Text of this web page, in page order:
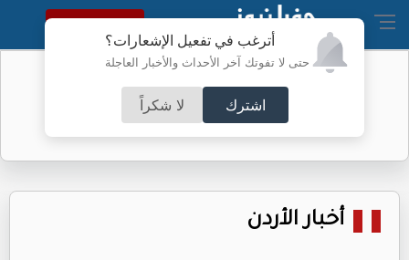
أترغب في تفعيل الإشعارات؟
حتى لا تفوتك آخر الأحداث والأخبار العاجلة
اشترك لا شكراً
النسخة الكاملة
عملات رقمية
أخبار الأردن